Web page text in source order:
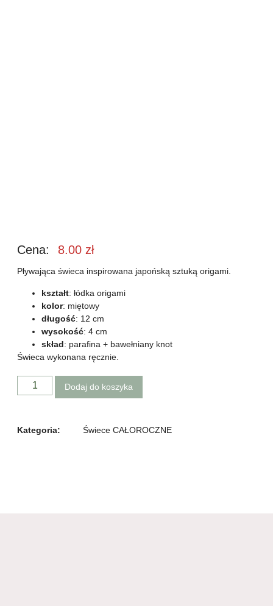
Cena: 8.00 zł
Pływająca świeca inspirowana japońską sztuką origami.
kształt: łódka origami
kolor: miętowy
długość: 12 cm
wysokość: 4 cm
skład: parafina + bawełniany knot
Świeca wykonana ręcznie.
Dodaj do koszyka
Kategoria: Świece CAŁOROCZNE